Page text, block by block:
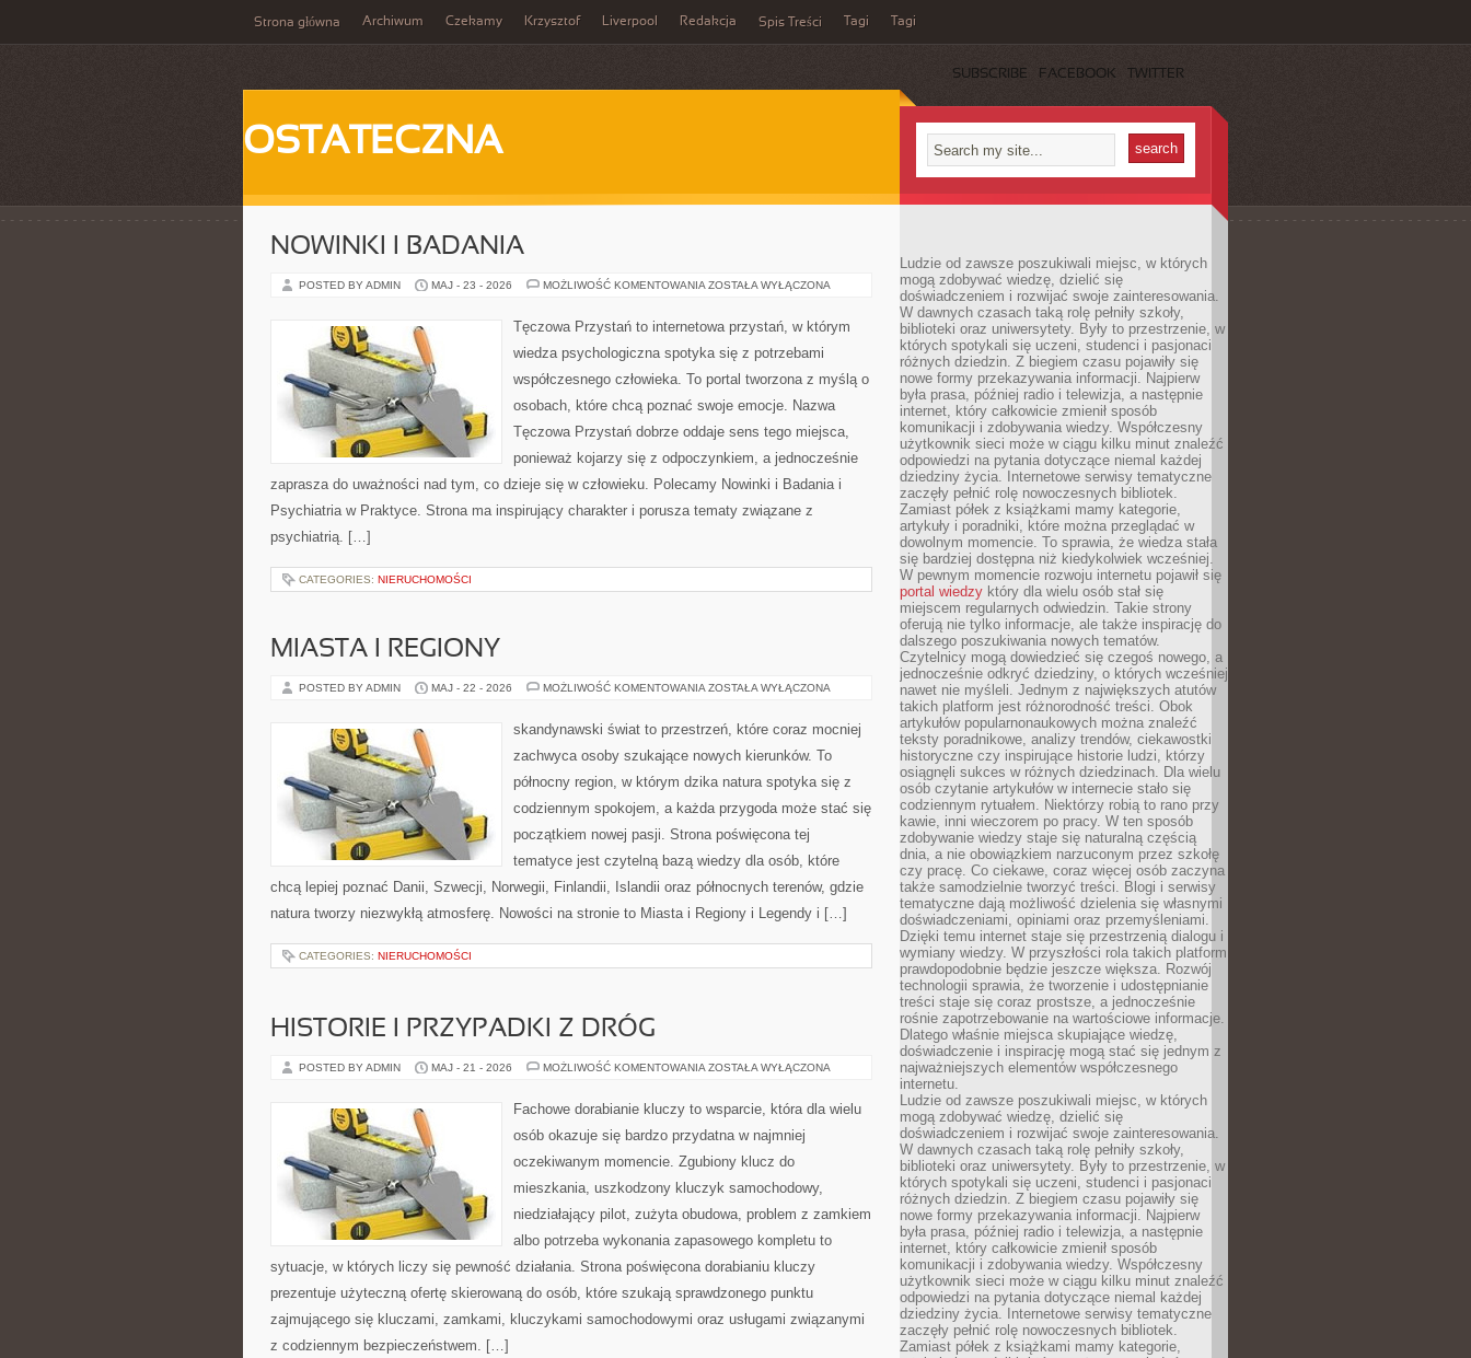
Strona główna Archiwum Czekamy Krzysztof Liverpool Redakcja Spis Treści Tagi Tagi
SUBSCRIBE FACEBOOK TWITTER
OSTATECZNA
NOWINKI I BADANIA
POSTED BY ADMIN MAJ - 23 - 2026 MOŻLIWOŚĆ KOMENTOWANIA NOWINKI
ZOSTAŁA WYŁĄCZONA
Tęczowa Przystań to internetowa przystań, w którym
wiedza psychologiczna spotyka się z potrzebami
współczesnego człowieka. To portal tworzona z myślą o
osobach, które chcą poznać swoje emocje. Nazwa
Tęczowa Przystań dobrze oddaje sens tego miejsca,
ponieważ kojarzy się z odpoczynkiem, a jednocześnie
zaprasza do uważności nad tym, co dzieje się w człowieku. Polecamy Nowinki i Badania i
Psychiatria w Praktyce. Strona ma inspirujący charakter i porusza tematy związane z
psychiatrią. […]
CATEGORIES: NIERUCHOMOŚCI
MIASTA I REGIONY
POSTED BY ADMIN MAJ - 22 - 2026 MOŻLIWOŚĆ KOMENTOWANIA MIASTA
ZOSTAŁA WYŁĄCZONA
skandynawski świat to przestrzeń, które coraz mocniej
zachwyca osoby szukające nowych kierunków. To
północny region, w którym dzika natura spotyka się z
codziennym spokojem, a każda przygoda może stać się
początkiem nowej pasji. Strona poświęcona tej
tematyce jest czytelną bazą wiedzy dla osób, które
chcą lepiej poznać Danii, Szwecji, Norwegii, Finlandii, Islandii oraz północnych terenów, gdzie
natura tworzy niezwykłą atmosferę. Nowości na stronie to Miasta i Regiony i Legendy i […]
CATEGORIES: NIERUCHOMOŚCI
HISTORIE I PRZYPADKI Z DRÓG
POSTED BY ADMIN MAJ - 21 - 2026 MOŻLIWOŚĆ KOMENTOWANIA HISTORIE
DRÓG
ZOSTAŁA WYŁĄCZONA
Fachowe dorabianie kluczy to wsparcie, która dla wielu
osób okazuje się bardzo przydatna w najmniej
oczekiwanym momencie. Zgubiony klucz do
mieszkania, uszkodzony kluczyk samochodowy,
niedziałający pilot, zużyta obudowa, problem z zamkiem
albo potrzeba wykonania zapasowego kompletu to
sytuacje, w których liczy się pewność działania. Strona poświęcona dorabianiu kluczy
prezentuje użyteczną ofertę skierowaną do osób, które szukają sprawdzonego punktu
zajmującego się kluczami, zamkami, kluczykami samochodowymi oraz usługami związanymi
z codziennym bezpieczeństwem. […]
Ludzie od zawsze poszukiwali miejsc, w których
mogą zdobywać wiedzę, dzielić się
doświadczeniem i rozwijać swoje zainteresowania.
W dawnych czasach taką rolę pełniły szkoły,
biblioteki oraz uniwersytety. Były to przestrzenie, w
których spotykali się uczeni, studenci i pasjonaci
różnych dziedzin. Z biegiem czasu pojawiły się
nowe formy przekazywania informacji. Najpierw
była prasa, później radio i telewizja, a następnie
internet, który całkowicie zmienił sposób
komunikacji i zdobywania wiedzy. Współczesny
użytkownik sieci może w ciągu kilku minut znaleźć
odpowiedzi na pytania dotyczące niemal każdej
dziedziny życia. Internetowe serwisy tematyczne
zaczęły pełnić rolę nowoczesnych bibliotek.
Zamiast półek z książkami mamy kategorie,
artykuły i poradniki, które można przeglądać w
dowolnym momencie. To sprawia, że wiedza stała
się bardziej dostępna niż kiedykolwiek wcześniej.
W pewnym momencie rozwoju internetu pojawił się
portal wiedzy który dla wielu osób stał się
miejscem regularnych odwiedzin. Takie strony
oferują nie tylko informacje, ale także inspirację do
dalszego poszukiwania nowych tematów.
Czytelnicy mogą dowiedzieć się czegoś nowego, a
jednocześnie odkryć dziedziny, o których wcześniej
nawet nie myśleli. Jednym z największych atutów
takich platform jest różnorodność treści. Obok
artykułów popularnonaukowych można znaleźć
teksty poradnikowe, analizy trendów, ciekawostki
historyczne czy inspirujące historie ludzi, którzy
osiągnęli sukces w różnych dziedzinach. Dla wielu
osób czytanie artykułów w internecie stało się
codziennym rytuałem. Niektórzy robią to rano przy
kawie, inni wieczorem po pracy. W ten sposób
zdobywanie wiedzy staje się naturalną częścią
dnia, a nie obowiązkiem narzuconym przez szkołę
czy pracę. Co ciekawe, coraz więcej osób zaczyna
także samodzielnie tworzyć treści. Blogi i serwisy
tematyczne dają możliwość dzielenia się własnymi
doświadczeniami, opiniami oraz przemyśleniami.
Dzięki temu internet staje się przestrzenią dialogu i
wymiany wiedzy. W przyszłości rola takich platform
prawdopodobnie będzie jeszcze większa. Rozwój
technologii sprawia, że tworzenie i udostępnianie
treści staje się coraz prostsze, a jednocześnie
rośnie zapotrzebowanie na wartościowe informacje.
Dlatego właśnie miejsca skupiające wiedzę,
doświadczenie i inspirację mogą stać się jednym z
najważniejszych elementów współczesnego
internetu.
Ludzie od zawsze poszukiwali miejsc, w których
mogą zdobywać wiedzę, dzielić się
doświadczeniem i rozwijać swoje zainteresowania.
W dawnych czasach taką rolę pełniły szkoły,
biblioteki oraz uniwersytety. Były to przestrzenie, w
których spotykali się uczeni, studenci i pasjonaci
różnych dziedzin. Z biegiem czasu pojawiły się
nowe formy przekazywania informacji. Najpierw
była prasa, później radio i telewizja, a następnie
internet, który całkowicie zmienił sposób
komunikacji i zdobywania wiedzy. Współczesny
użytkownik sieci może w ciągu kilku minut znaleźć
odpowiedzi na pytania dotyczące niemal każdej
dziedziny życia. Internetowe serwisy tematyczne
zaczęły pełnić rolę nowoczesnych bibliotek.
Zamiast półek z książkami mamy kategorie,